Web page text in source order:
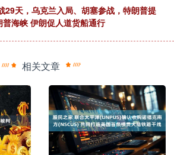
29天，乌克兰入局、胡塞参战，特朗普提
海峡 伊朗促人道货船通行
相关文章